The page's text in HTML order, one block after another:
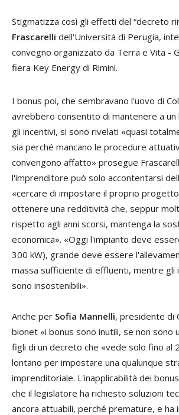
Stigmatizza così gli effetti del “decreto
Frascarelli dell'Università di Perugia,
convegno organizzato da Terra e Vita -
fiera Key Energy di Rimini.
I bonus poi, che sembravano l'uovo di
avrebbero consentito di mantenere a un
gli incentivi, si sono rivelati «quasi
sia perché mancano le procedure
convengono affatto» prosegue
l'imprenditore può solo accontentarsi
«cercare di impostare il proprio
ottenere una redditività che, seppur
rispetto agli anni scorsi, mantenga la
economica». «Oggi l'impianto deve
300 kW), grande deve essere
massa sufficiente di effluenti, mentre gli
sono insostenibili».
Anche per Sofia Mannelli, presidente di
bionet «i bonus sono inutili, se non sono
figli di un decreto che «vede solo fino al
lontano per impostare una qualunque
imprenditoriale. L'inapplicabilità dei
che il legislatore ha richiesto soluzioni
ancora attuabili, perché premature, e